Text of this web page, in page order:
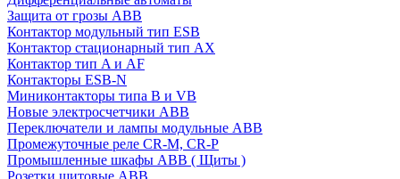
Защита от грозы ABB
Контактор модульный тип ESB
Контактор стационарный тип AX
Контактор тип A и AF
Контакторы ESB-N
Миниконтакторы типа B и VB
Новые электросчетчики ABB
Переключатели и лампы модульные ABB
Промежуточные реле CR-M, CR-P
Промышленные шкафы ABB ( Щиты )
Розетки щитовые ABB